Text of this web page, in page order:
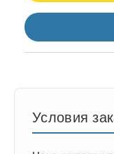
Условия